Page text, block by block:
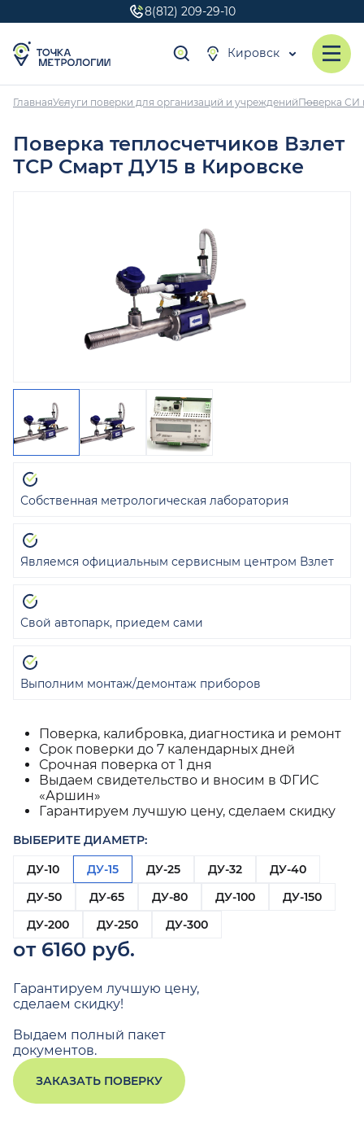
8(812) 209-29-10
Кировск
ГлавнаяУслуги поверки для организаций и учрежденийПоверка СИ
Поверка теплосчетчиков Взлет
ТСР Смарт ДУ15 в Кировске
Поверка, калибровка, диагностика и ремонт
Срок поверки до 7 календарных дней
Срочная поверка от 1 дня
Выдаем свидетельство и вносим в ФГИС
«Аршин»
Гарантируем лучшую цену, сделаем скидку
ВЫБЕРИТЕ ДИАМЕТР:
ДУ-10
ДУ-15 ДУ-25 ДУ-32
ДУ-40
ДУ-50
ДУ-65 ДУ-80 ДУ-100
ДУ-150
ДУ-200
ДУ-250 ДУ-300
от 6160 руб.
Гарантируем лучшую цену,
сделаем скидку!
Выдаем полный пакет
документов.
ЗАКАЗАТЬ ПОВЕРКУ
Собственная метрологическая лаборатория
Являемся официальным сервисным центром Взлет
Свой автопарк, приедем сами
Выполним монтаж/демонтаж приборов